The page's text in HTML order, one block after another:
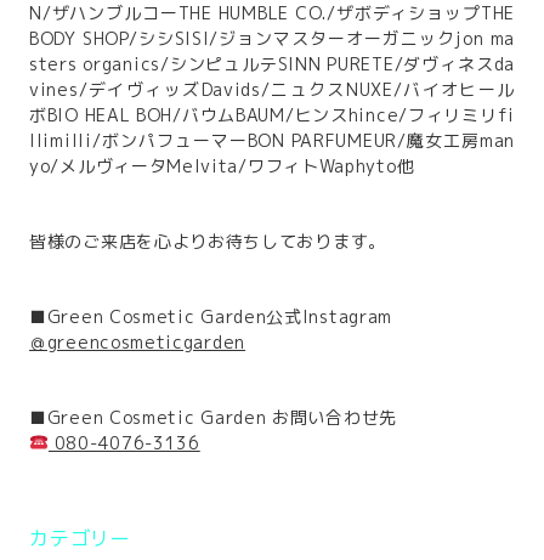
N/ザハンブルコーTHE HUMBLE CO./ザボディショップTHE
BODY SHOP/シシSISI/ジョンマスターオーガニックjon ma
sters organics/シンピュルテSINN PURETE/ダヴィネスda
vines/デイヴィッズDavids/ニュクスNUXE/バイオヒール
ボBIO HEAL BOH/バウムBAUM/ヒンスhince/フィリミリfi
llimilli/ボンパフューマーBON PARFUMEUR/魔女工房man
yo/メルヴィータMelvita/ワフィトWaphyto他
皆様のご来店を心よりお待ちしております。
■Green Cosmetic Garden公式Instagram
＠greencosmeticgarden
■Green Cosmetic Garden お問い合わせ先
080-4076-3136
カテゴリー